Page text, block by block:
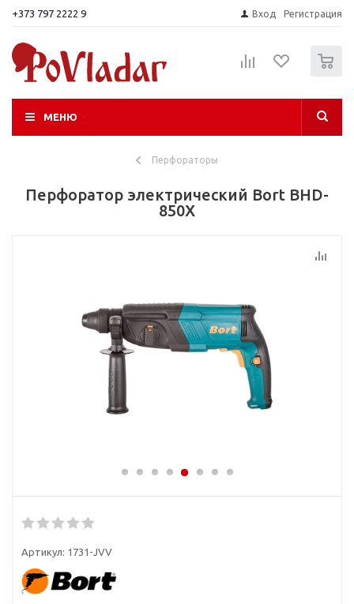
+373 797 2222 9 Вход Регистрация
МЕНЮ
Перфораторы
Перфоратор электрический Bort BHD-
850X
Артикул: 1731-JVV